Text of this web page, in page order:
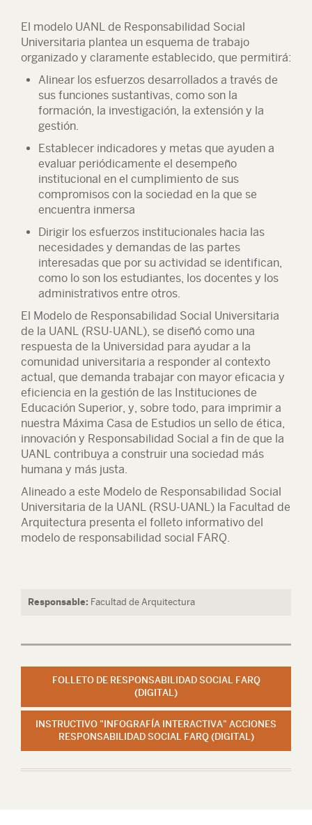
El modelo UANL de Responsabilidad Social
Universitaria plantea un esquema de trabajo
organizado y claramente establecido, que permitirá:
Alinear los esfuerzos desarrollados a través de
sus funciones sustantivas, como son la
formación, la investigación, la extensión y la
gestión.
Establecer indicadores y metas que ayuden a
evaluar periódicamente el desempeño
institucional en el cumplimiento de sus
compromisos con la sociedad en la que se
encuentra inmersa
Dirigir los esfuerzos institucionales hacia las
necesidades y demandas de las partes
interesadas que por su actividad se identifican,
como lo son los estudiantes, los docentes y los
administrativos entre otros.
El Modelo de Responsabilidad Social Universitaria
de la UANL (RSU-UANL), se diseñó como una
respuesta de la Universidad para ayudar a la
comunidad universitaria a responder al contexto
actual, que demanda trabajar con mayor eficacia y
eficiencia en la gestión de las Instituciones de
Educación Superior, y, sobre todo, para imprimir a
nuestra Máxima Casa de Estudios un sello de ética,
innovación y Responsabilidad Social a fin de que la
UANL contribuya a construir una sociedad más
humana y más justa.
Alineado a este Modelo de Responsabilidad Social
Universitaria de la UANL (RSU-UANL) la Facultad de
Arquitectura presenta el folleto informativo del
modelo de responsabilidad social FARQ.
Responsable: Facultad de Arquitectura
FOLLETO DE RESPONSABILIDAD SOCIAL FARQ
(DIGITAL)
INSTRUCTIVO "INFOGRAFÍA INTERACTIVA" ACCIONES
RESPONSABILIDAD SOCIAL FARQ (DIGITAL)